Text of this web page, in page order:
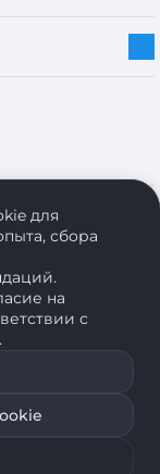
о наличии
права защищены.
290429086, регистрация:№
исполнительный комитет 31
Беларусь № 525626
передаваемые с помощью
соответствующими
для
сбора
на
с
.